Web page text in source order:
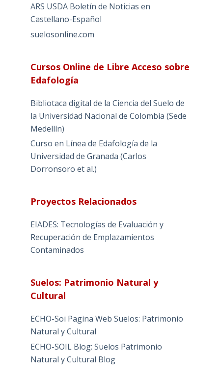
ARS USDA Boletín de Noticias en
Castellano-Español
suelosonline.com
Cursos Online de Libre Acceso sobre
Edafología
Bibliotaca digital de la Ciencia del Suelo de
la Universidad Nacional de Colombia (Sede
Medellín)
Curso en Línea de Edafología de la
Universidad de Granada (Carlos
Dorronsoro et al.)
Proyectos Relacionados
EIADES: Tecnologías de Evaluación y
Recuperación de Emplazamientos
Contaminados
Suelos: Patrimonio Natural y
Cultural
ECHO-Soi Pagina Web Suelos: Patrimonio
Natural y Cultural
ECHO-SOIL Blog: Suelos Patrimonio
Natural y Cultural Blog